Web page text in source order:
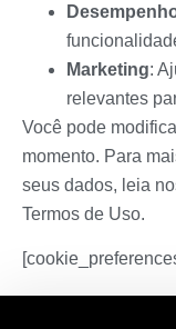
Marketing:
relevantes
Você pode
momento. Para
seus dados, leia
Termos de Uso.